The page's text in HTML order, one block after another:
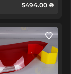
5494.00 ₴